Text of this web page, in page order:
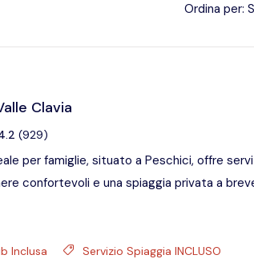
Ordina per:
Clavia
(929)
per famiglie, situato a Peschici, offre
confortevoli e una spiaggia privata a
Inclusa
Servizio Spiaggia INCLUSO